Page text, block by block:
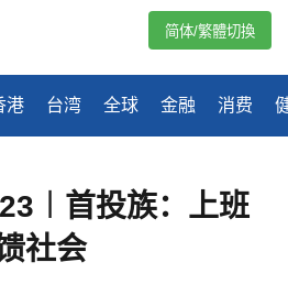
港 台湾 全球 金融 消费
简体/繁體切換
首投族：上班
社会